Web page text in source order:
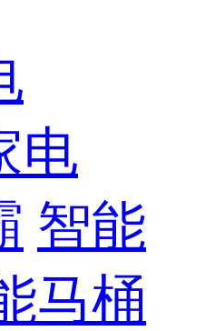
电
智能
马桶